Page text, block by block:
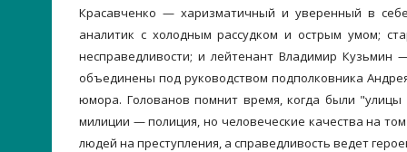
Красавченко — харизматичный и уверенный в
аналитик с холодным рассудком и острым умом;
несправедливости; и лейтенант Владимир
объединены под руководством подполковника
юмора. Голованов помнит время, когда были
милиции — полиция, но человеческие качества на
людей на преступления, а справедливость ведет